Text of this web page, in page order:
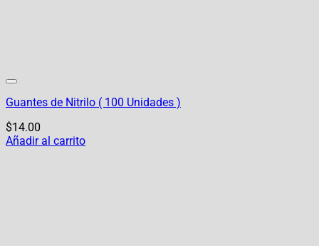
Guantes de Nitrilo ( 100 Unidades )
$14.00
Añadir al carrito